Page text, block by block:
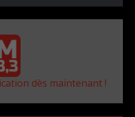
dès maintenant !